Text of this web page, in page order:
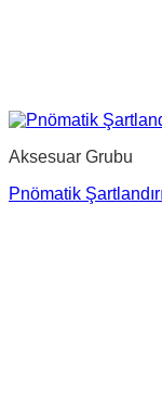
Aksesuar Grubu
Pnömatik